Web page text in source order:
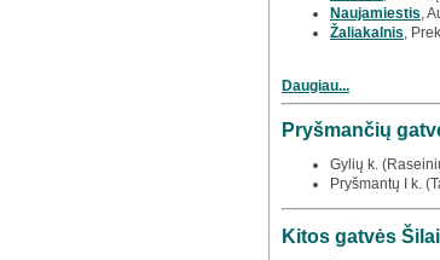
Naujamiestis,
Žaliakalnis,
Daugiau...
Pryšmančių
Gylių k.
Pryšmantų I k.
Kitos gatvės